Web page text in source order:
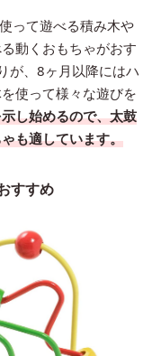
って遊べる積み木や
動くおもちゃがおす
が、8ヶ月以降にはハ
使って様々な遊びを
し始めるので、太鼓
も適しています。
すすめ